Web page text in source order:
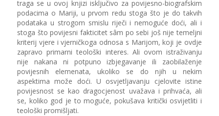
traga se u ovoj knjizi isključivo za povijesno-biografskim
podacima o Mariji, u prvom redu stoga što je do takvih
podataka u strogom smislu riječi i nemoguće doći, ali i
stoga što povijesni fakticitet sâm po sebi još nije temeljni
kriterij vjere i vjerničkoga odnosa s Marijom, koji je ovdje
zapravo primarni teološki interes. Ali ovom istraživanju
nije nakana ni potpuno izbjegavanje ili zaobilaženje
povijesnih elemenata, ukoliko se do njih u nekim
aspektima može doći. U osvjetljavanju cjelovite istine
povijesnost se kao dragocjenost uvažava i prihvaća, ali
se, koliko god je to moguće, pokušava kritički osvijetliti i
teološki promišljati.